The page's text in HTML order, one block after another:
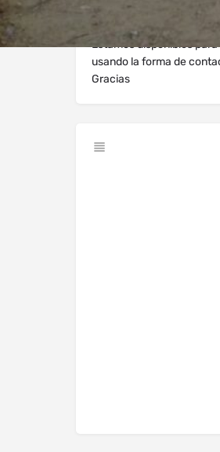
Estamos disponibles
usando la forma de
Gracias